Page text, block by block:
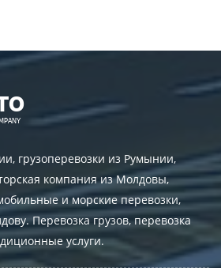
грузоперевозки из Румынии,
компания из Молдовы,
и морские перевозки,
Перевозка грузов, перевозка
услуги.